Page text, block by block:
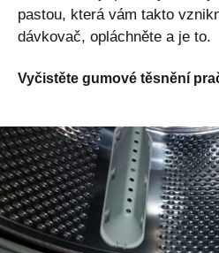
pastou, která vám takto
dávkovač, opláchněte a je to.
Vyčistěte gumové těsnění